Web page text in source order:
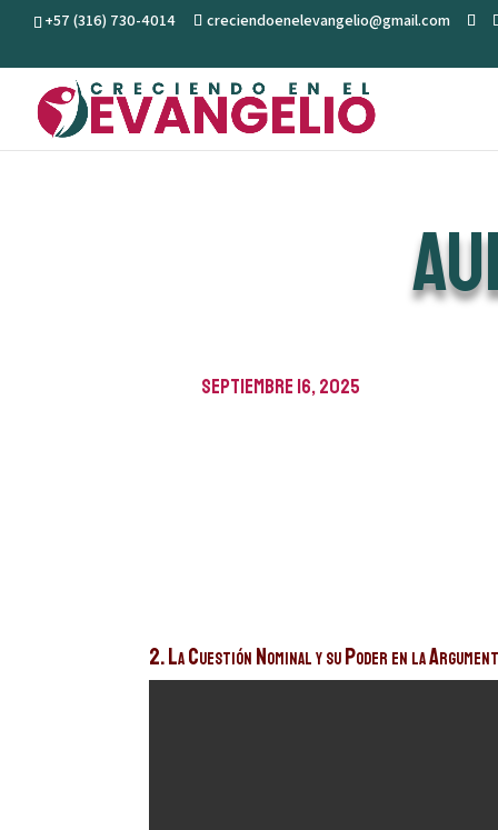
+57 (316) 730-4014 creciendoenelevangelio@gmail.com
septiembre 16, 2025
2. La Cuestión Nominal y su Poder en la